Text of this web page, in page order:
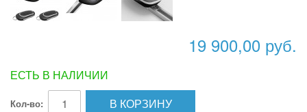
19 900,00 руб.
ЕСТЬ В НАЛИЧИИ
Кол-во: В КОРЗИНУ